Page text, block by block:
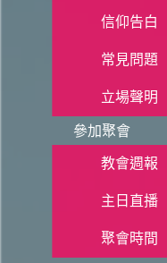
信仰告白
常見問題
立場聲明
參加聚會
教會週報
主日直播
聚會時間